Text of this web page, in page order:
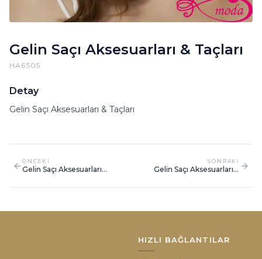
Gelin Saçı Aksesuarları & Taçları
HA6505
Detay
Gelin Saçı Aksesuarları & Taçları
ONCEKI
Gelin Saçı Aksesuarları
SONRAKI
Gelin Saçı Aksesuarları &
HIZLI BAĞLANTILAR